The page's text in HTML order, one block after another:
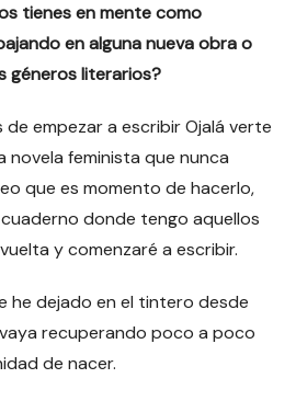
tienes en mente como
en alguna nueva obra o
géneros literarios?
empezar a escribir Ojalá verte
novela feminista que nunca
que es momento de hacerlo,
donde tengo aquellos
y comenzaré a escribir.
he dejado en el tintero desde
recuperando poco a poco
de nacer.